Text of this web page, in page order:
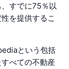
すでに75％以
を提供するこ
という包括
べての不動産